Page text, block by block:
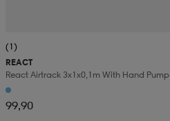
(1)
REACT
React Airtrack 3x1x0,1m With Hand Pump
99,90